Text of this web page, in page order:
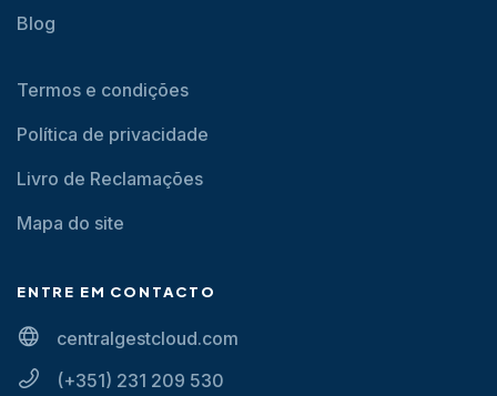
Blog
Termos e condições
Política de privacidade
Livro de Reclamações
Mapa do site
ENTRE EM CONTACTO
centralgestcloud.com
(+351) 231 209 530